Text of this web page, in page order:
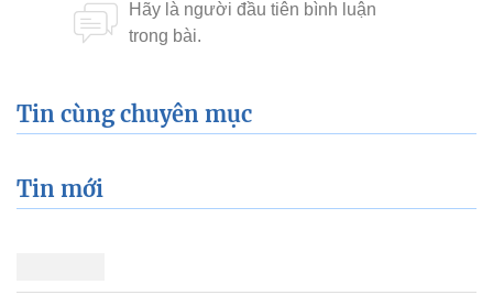
Tin cùng chuyên mục
Tin mới